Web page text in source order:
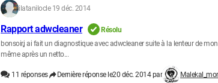
ilatanilocle 19 déc. 2014
Rapport adwcleaner
Résolu
bonsoir,j ai fait un diagnostique avec adwcleaner suite à la lenteur de
même après un netto...
11 réponses Dernière réponse le20 déc. 2014 par